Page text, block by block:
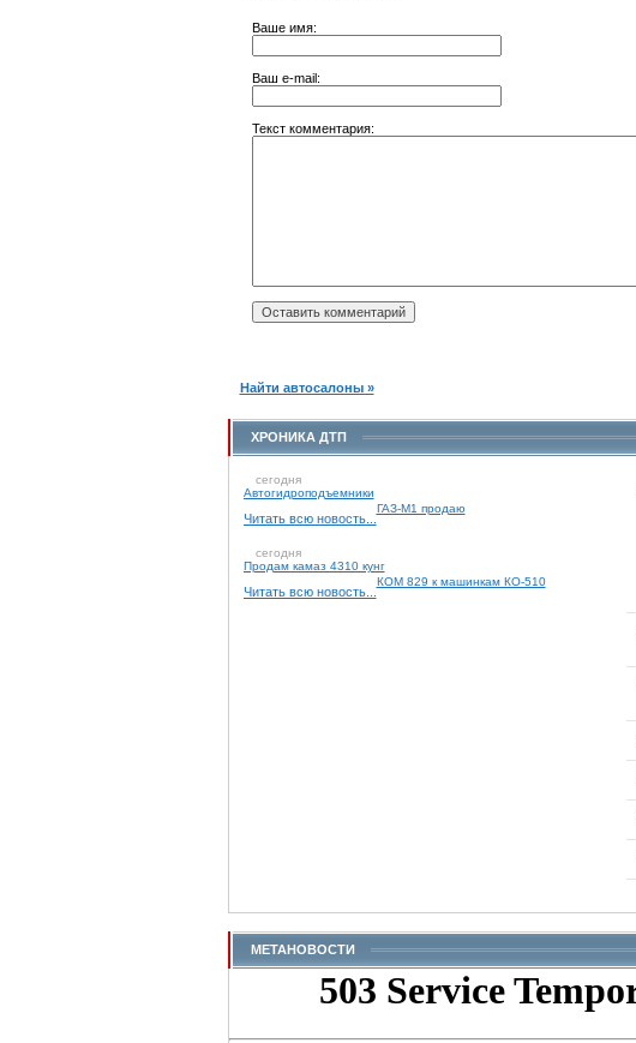
Ваше имя:
Ваш e-mail:
Текст комментария:
Найти автосалоны »
ХРОНИКА ДТП
сегодня
Автогидроподъемники
ГАЗ-М1 продаю
Читать всю новость...
сегодня
Продам камаз 4310 кунг
КОМ 829 к машинкам КО-510
Читать всю новость...
МЕТАНОВОСТИ